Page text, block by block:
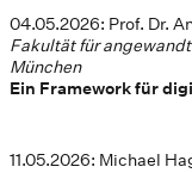
04.05.2026: Prof. Dr.
Fakultät für
München
Ein Framework für
11.05.2026: Michael